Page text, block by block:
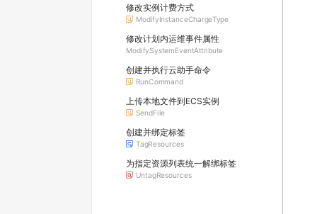
修改实例计费方式
ModifyInstanceChargeType
修改计划内运维事件属性
ModifySystemEventAttribute
创建并执行云助手命令
RunCommand
上传本地文件到ECS实例
SendFile
创建并绑定标签
TagResources
为指定资源列表统一解绑标签
UntagResources